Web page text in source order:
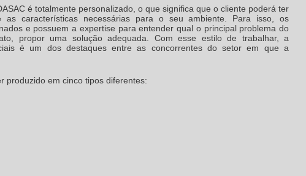
é totalmente personalizado, o que significa que o cliente poderá ter
características necessárias para o seu ambiente. Para isso, os
e possuem a expertise para entender qual o principal problema do
propor uma solução adequada. Com esse estilo de trabalhar, a
é um dos destaques entre as concorrentes do setor em que a
produzido em cinco tipos diferentes: